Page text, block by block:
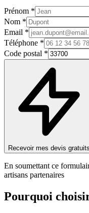
Prénom *
Nom *
Email *
Téléphone *
Code postal *
Recevoir mes devis gratuits
En soumettant ce
artisans partenaires
Pourquoi